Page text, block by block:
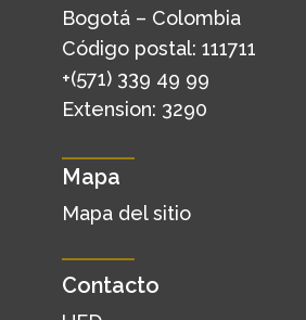
Bogotá – Colombia
Código postal: 111711
+(571) 339 49 99
Extension: 3290
Mapa
Mapa del sitio
Contacto